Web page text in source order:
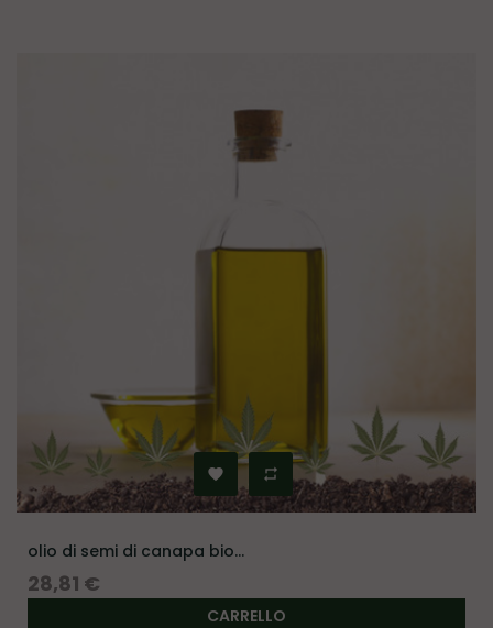
olio di semi di canapa bio...
Prezzo
28,81 €
CARRELLO